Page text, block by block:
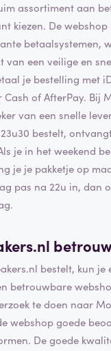
assortiment aan
kiezen. De
betaalsystemen,
van een veilige en
je bestelling met
of AfterPay. Bij
van een snelle
bestelt,
je in het weekend
je je pakketje op
pas na 22u in, dan
bestelt, kun je
betrouwbare
te doen naar
webshop goede
De goede